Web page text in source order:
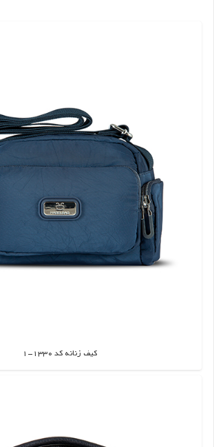
کیف زنانه کد 1330-1
اطلاعات بیشتر